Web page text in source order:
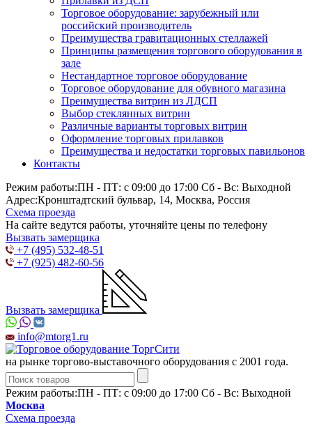
Торговое оборудование: зарубежный или
российский производитель
Преимущества гравитационных стеллажей
Принципы размещения торгового оборудования в
зале
Нестандартное торговое оборудование
Торговое оборудование для обувного магазина
Преимущества витрин из ЛДСП
Выбор стеклянных витрин
Различные варианты торговых витрин
Оформление торговых прилавков
Преимущества и недостатки торговых павильонов
Контакты
Режим работы:ПН - ПТ: с 09:00 до 17:00 Сб - Вс: Выходной
Адрес:Кронштадтский бульвар, 14, Москва, Россия
Схема проезда
На сайте ведутся работы, уточняйте цены по телефону
Вызвать замерщика
+7 (495) 532-48-51
+7 (925) 482-60-56
Вызвать замерщика
info@mtorg1.ru
на рынке торгово-выставочного оборудования с 2001 года.
Режим работы:ПН - ПТ: с 09:00 до 17:00 Сб - Вс: Выходной
Москва
Схема проезда